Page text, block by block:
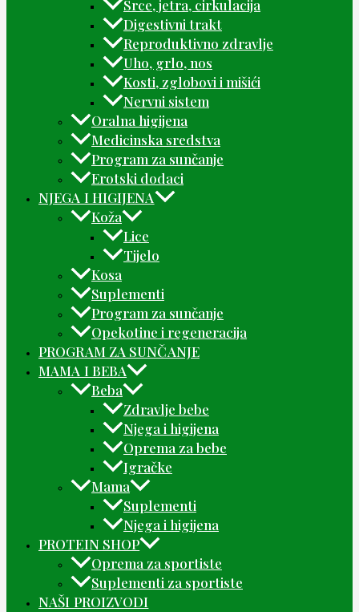
Srce, jetra, cirkulacija
Digestivni trakt
Reproduktivno zdravlje
Uho, grlo, nos
Kosti, zglobovi i mišići
Nervni sistem
Oralna higijena
Medicinska sredstva
Program za sunčanje
Erotski dodaci
NJEGA I HIGIJENA
Koža
Lice
Tijelo
Kosa
Suplementi
Program za sunčanje
Opekotine i regeneracija
PROGRAM ZA SUNČANJE
MAMA I BEBA
Beba
Zdravlje bebe
Njega i higijena
Oprema za bebe
Igračke
Mama
Suplementi
Njega i higijena
PROTEIN SHOP
Oprema za sportiste
Suplementi za sportiste
NAŠI PROIZVODI